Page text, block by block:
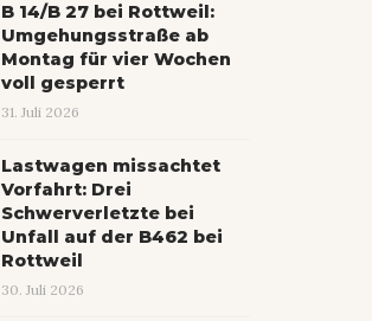
B 14/B 27 bei Rottweil:
Umgehungsstraße ab
Montag für vier Wochen
voll gesperrt
31. Juli 2026
Lastwagen missachtet
Vorfahrt: Drei
Schwerverletzte bei
Unfall auf der B462 bei
Rottweil
30. Juli 2026